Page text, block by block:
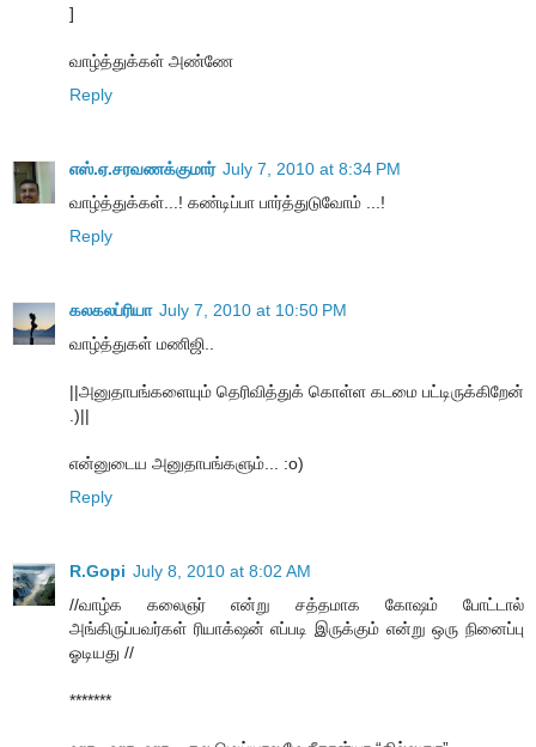
]
வாழ்த்துக்கள் அண்ணே
Reply
எஸ்.ஏ.சரவணக்குமார் July 7, 2010 at 8:34 PM
வாழ்த்துக்கள்...! கண்டிப்பா பார்த்துடுவோம் ...!
Reply
கலகலப்ரியா July 7, 2010 at 10:50 PM
வாழ்த்துகள் மணிஜி..
||அனுதாபங்களையும் தெரிவித்துக் கொள்ள கடமை பட்டிருக்கிறேன்
.)||
என்னுடைய அனுதாபங்களும்... :o)
Reply
R.Gopi July 8, 2010 at 8:02 AM
//வாழ்க கலைஞர் என்று சத்தமாக கோஷம் போட்டால்
அங்கிருப்பவர்கள் ரியாக்‌ஷன் எப்படி இருக்கும் என்று ஒரு நினைப்பு
ஓடியது //
*******